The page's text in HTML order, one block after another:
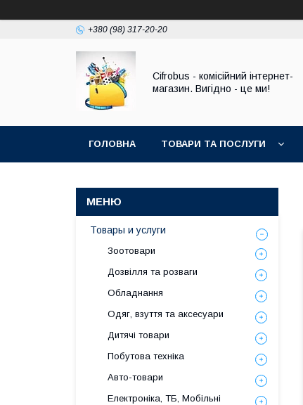
+380 (98) 317-20-20
Cifrobus - комiсiйний iнтернет-
магазин. Вигiдно - це ми!
ГОЛОВНА ТОВАРИ ТА ПОСЛУГИ
Товары и услуги
Зоотовари
Дозвілля та розваги
Обладнання
Одяг, взуття та аксесуари
Дитячі товари
Побутова техніка
Авто-товари
Електроніка, ТБ, Мобільні